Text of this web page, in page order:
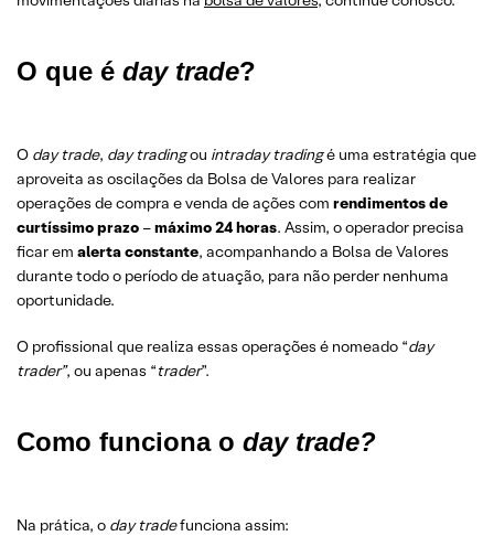
O que é day trade?
O day trade, day tradingou intraday tradingé uma estratégia que
aproveita as oscilações da Bolsa de Valores para realizar
operações de compra e venda de ações com rendimentos de
curtíssimo prazo –máximo 24 horas. Assim, o operador precisa
ficar em alerta constante, acompanhando a Bolsa de Valores
durante todo o período de atuação, para não perder nenhuma
oportunidade.
O profissional que realiza essas operações é nomeado “day
trader”, ou apenas “trader”.
Como funciona o day trade?
Na prática, o day tradefunciona assim: